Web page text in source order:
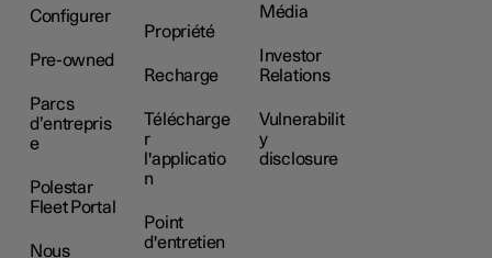
Configurer
Pre-owned
Parcs
d’entrepris
e
Polestar
Fleet Portal
Nous
Propriété
Recharge
Télécharge
r
l'applicatio
n
Point
d'entretien
Média
Investor
Relations
Vulnerabilit
y
disclosure